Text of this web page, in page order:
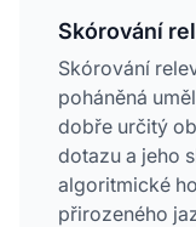
Skórování
Skórování
poháněná
dobře určitý
dotazu a jeho
algoritmické
přirozeného